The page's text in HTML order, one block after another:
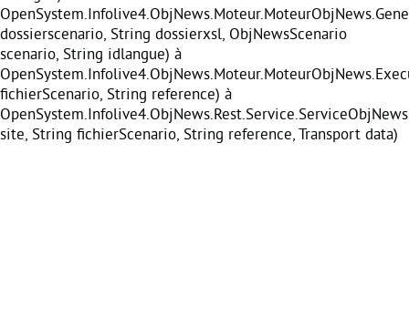
dossierscenario, String dossierxsl, ObjNewsScenario
scenario, String idlangue) à
fichierScenario, String reference) à
site, String fichierScenario, String reference, Transport data)